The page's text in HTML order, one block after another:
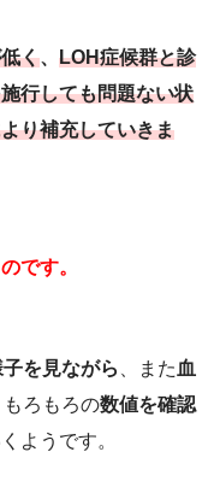
く、 LOH症候群と診
行しても問題ない状
り補充していきま
です。
を見ながら 、また 血
ろもろの数値を確認
ようです。